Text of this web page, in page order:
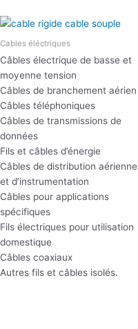
Cables éléctriques
Câbles électrique de basse et
moyenne tension
Câbles de branchement aérien
Câbles téléphoniques
Câbles de transmissions de
données
Fils et câbles d’énergie
Câbles de distribution aérienne
et d’instrumentation
Câbles pour applications
spécifiques
Fils électriques pour utilisation
domestique
Câbles coaxiaux
Autres fils et câbles isolés.